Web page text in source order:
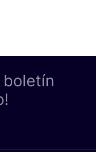
boletín